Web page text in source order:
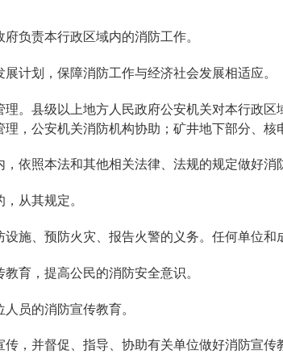
负责本行政区域内的消防工作。
计划，保障消防工作与经济社会发展相适应。
。县级以上地方人民政府公安机关对本行政
，公安机关消防机构协助；矿井地下部分、
依照本法和其他相关法律、法规的规定做好消
从其规定。
施、预防火灾、报告火警的义务。任何单位和
育，提高公民的消防安全意识。
员的消防宣传教育。
，并督促、指导、协助有关单位做好消防宣传